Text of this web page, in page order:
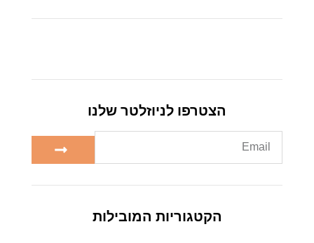
הצטרפו לניוזלטר שלנו
הקטגוריות המובילות